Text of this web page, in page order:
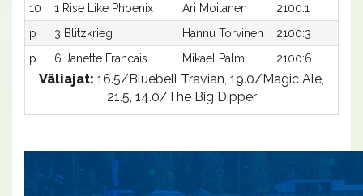
10
1 Rise Like Phoenix Ari Moilanen 2100:1
p
3 Blitzkrieg Hannu Torvinen 2100:3
p
6 Janette Francais Mikael Palm 2100:6
Väliajat: 16.5/Bluebell Travian, 19.0/Magic Ale,
21.5, 14.0/The Big Dipper